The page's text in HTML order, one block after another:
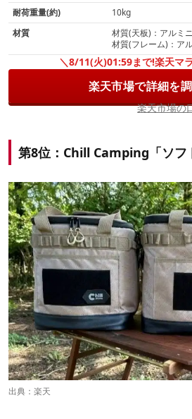
耐荷重量(約)
10kg
材質
材質(天板)：アルミ
材質(フレーム)：ア
＼8/11(火)01:59まで!楽天マ
楽天市場で詳細を
楽天市場の
第8位：Chill Camping「ソフ
出典： 楽天